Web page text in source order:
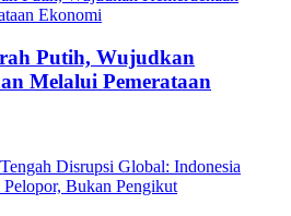
Putih, Wujudkan
Melalui Pemerataan